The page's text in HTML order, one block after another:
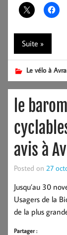
Suite »
Le vélo à
le
avis à
Posted on 27
Jusqu’au 30
Usagers de la
de la plus
Partager :